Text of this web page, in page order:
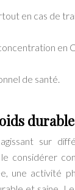
en cas de
en
de santé.
durable
sur
le considérer
une activité